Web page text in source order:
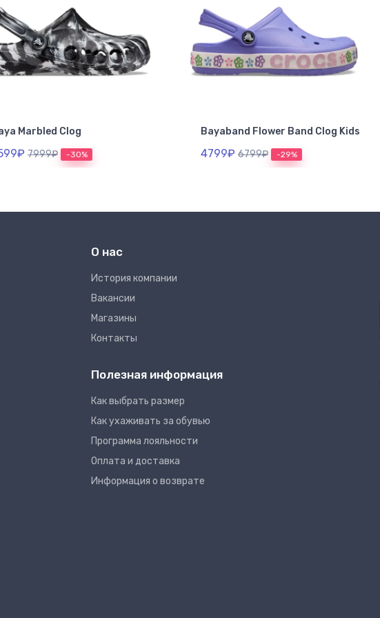
Bayaband Flower Band Clog Kids
4799₽ 6799₽
Classic Summer Beaded Clog
4499₽ 6499₽
О нас
Иcтория компании
Вакансии
Магазины
Контакты
Полезная информация
Как выбрать размер
Как ухаживать за обувью
Программа лояльности
Оплата и доставка
Информация о возврате